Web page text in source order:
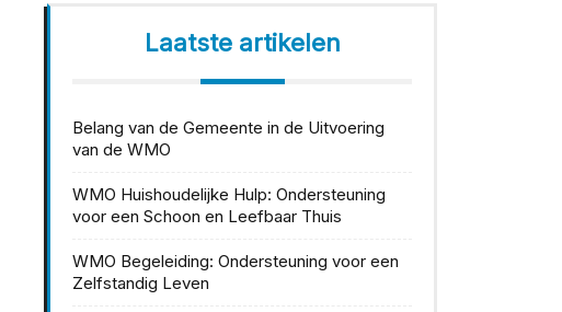
Laatste artikelen
Belang van de Gemeente in de Uitvoering
van de WMO
WMO Huishoudelijke Hulp: Ondersteuning
voor een Schoon en Leefbaar Thuis
WMO Begeleiding: Ondersteuning voor een
Zelfstandig Leven